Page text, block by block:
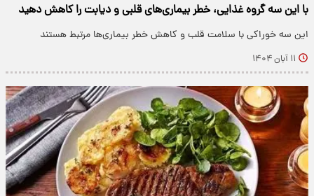
با این سه گروه غذایی، خطر بیماری‌های قلبی و دیابت را کاهش دهید
این سه خوراکی با سلامت قلب و کاهش خطر بیماری‌ها مرتبط هستند
۱۱ آبان ۱۴۰۴